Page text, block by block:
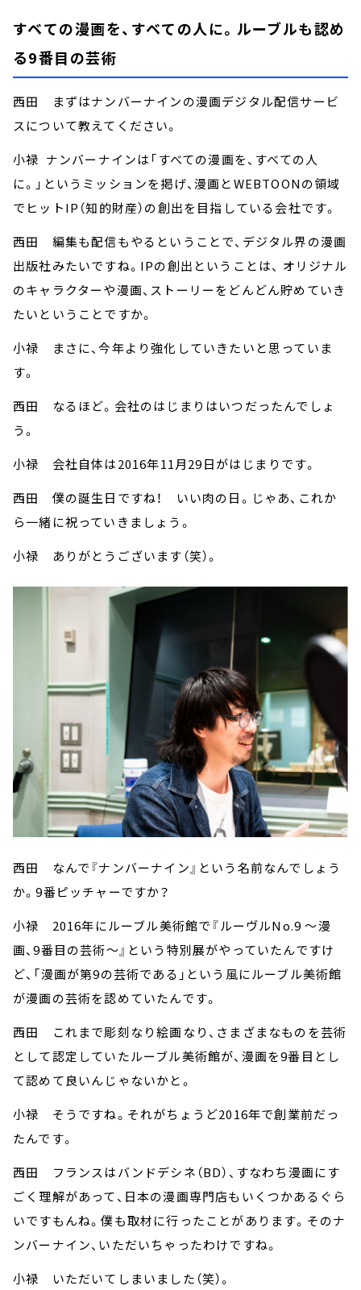
すベての漫画を、すベての人に。ルーブルも認め
る9番目の芸術
西田 まずはナンバーナインの漫画デジタル配信サービ
スについて教えてください。
小禄 ナンバーナインは「すべての漫画を、すべての人
に。」というミッションを掲げ、漫画とWEBTOONの領域
でヒットIP（知的財産）の創出を目指している会社です。
西田 編集も配信もやるということで、デジタル界の漫画
出版社みたいですね。IPの創出ということは、 オリジナル
のキャラクターや漫画、ストーリーをどんどん貯めていき
たいということですか。
小禄 まさに、今年より強化していきたいと思っていま
す。
西田 なるほど。会社のはじまりはいつだったんでしょ
う。
小禄 会社自体は2016年11月29日がはじまりです。
西田 僕の誕生日ですね！ いい肉の日。じゃあ、これか
ら一緒に祝っていきましょう。
小禄 ありがとうございます（笑）。
西田 なんで『ナンバーナイン』という名前なんでしょう
か。9番ピッチャーですか？
小禄 2016年にルーブル美術館で『ルーヴルNo.9 ～漫
画、9番目の芸術～』という特別展がやっていたんですけ
ど、「漫画が第9の芸術である」という風にルーブル美術館
が漫画の芸術を認めていたんです。
西田 これまで彫刻なり絵画なり、さまざまなものを芸術
として認定していたルーブル美術館が、漫画を9番目とし
て認めて良いんじゃないかと。
小禄 そうですね。それがちょうど2016年で創業前だっ
たんです。
西田 フランスはバンドデシネ（BD）、すなわち漫画にす
ごく理解があって、日本の漫画専門店もいくつかあるぐら
いですもんね。僕も取材に行ったことがあります。そのナ
ンバーナイン、いただいちゃったわけですね。
小禄 いただいてしまいました（笑）。